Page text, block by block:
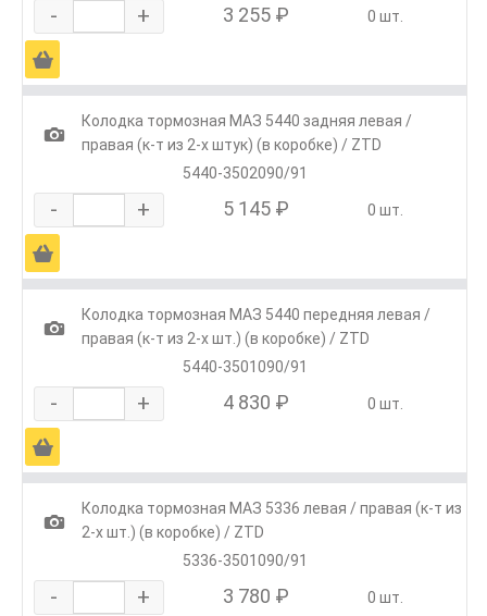
- + 3 255 ₽ 0 шт.
Ä
1
Колодка тормозная МАЗ 5440 задняя левая /
правая (к-т из 2-х штук) (в коробке) / ZTD
5440-3502090/91
- + 5 145 ₽ 0 шт.
Ä
1
Колодка тормозная МАЗ 5440 передняя левая /
правая (к-т из 2-х шт.) (в коробке) / ZTD
5440-3501090/91
- + 4 830 ₽ 0 шт.
Ä
1
Колодка тормозная МАЗ 5336 левая / правая (к-т из
2-х шт.) (в коробке) / ZTD
5336-3501090/91
- + 3 780 ₽ 0 шт.